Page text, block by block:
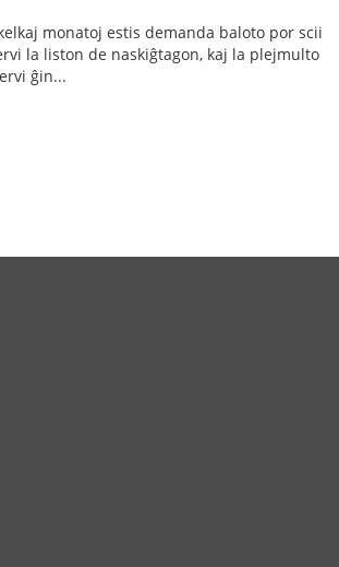
monatoj estis demanda baloto por scii
la liston de naskiĝtagon, kaj la plejmulto
ĝin...